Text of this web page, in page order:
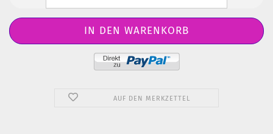
AUF DEN MERKZETTEL